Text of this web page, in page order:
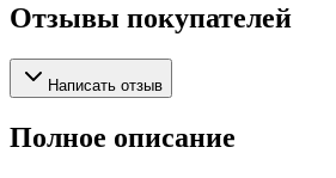
Отзывы покупателей
Написать отзыв
Полное описание